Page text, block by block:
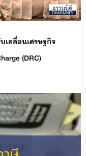
เคลื่อนเศรษฐกิจ
(DRC)